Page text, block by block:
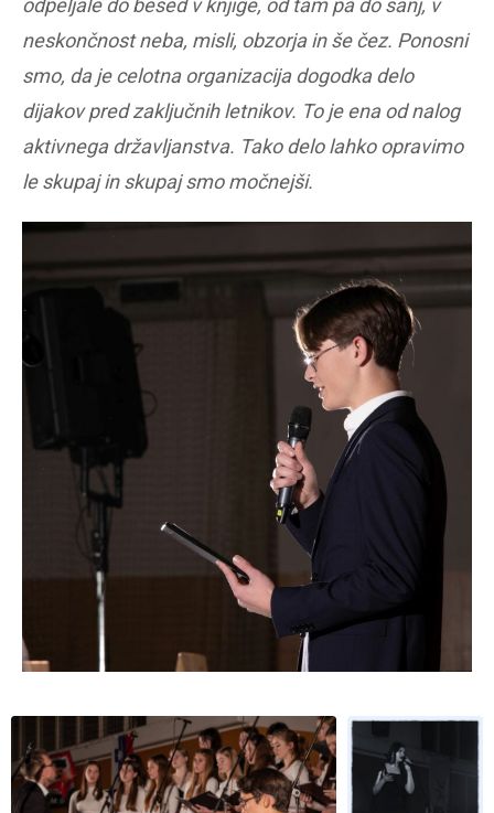
odpeljale do besed v knjige, od tam pa do sanj, v
neskončnost neba, misli, obzorja in še čez. Ponosni
smo, da je celotna organizacija dogodka delo
dijakov pred zaključnih letnikov. To je ena od nalog
aktivnega državljanstva. Tako delo lahko opravimo
le skupaj in skupaj smo močnejši.